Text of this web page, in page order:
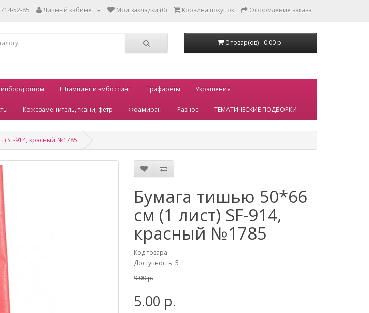
52-85 Личный кабинет Мои закладки (0) Корзина покупок Оформление заказа
0 товар(ов) - 0.00 р.
оптом Штампинг и эмбоссинг Трафареты Украшения
Кожезаменитель, ткани, фетр Фоамиран Разное ТЕМАТИЧЕСКИЕ ПОДБОРКИ
SF-914, красный №1785
Бумага тишью 50*66
см (1 лист) SF-914,
красный №1785
Код товара:
Доступность: 5
9.00 р.
5.00 р.